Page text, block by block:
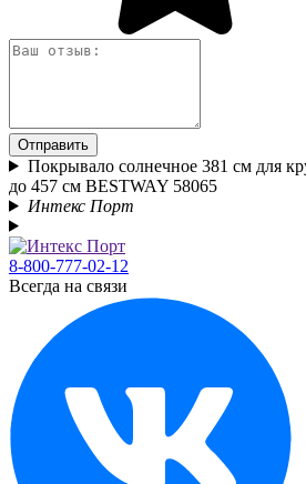
Отправить
Покрывало солнечное 381 см для
до 457 см BESTWAY 58065
Интекс Порт
8-800-777-02-12
Всегда на связи